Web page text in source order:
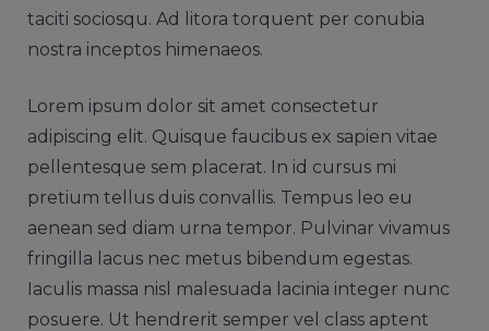
taciti sociosqu. Ad litora torquent per conubia
nostra inceptos himenaeos.
Lorem ipsum dolor sit amet consectetur
adipiscing elit. Quisque faucibus ex sapien vitae
pellentesque sem placerat. In id cursus mi
pretium tellus duis convallis. Tempus leo eu
aenean sed diam urna tempor. Pulvinar vivamus
fringilla lacus nec metus bibendum egestas.
Iaculis massa nisl malesuada lacinia integer nunc
posuere. Ut hendrerit semper vel class aptent